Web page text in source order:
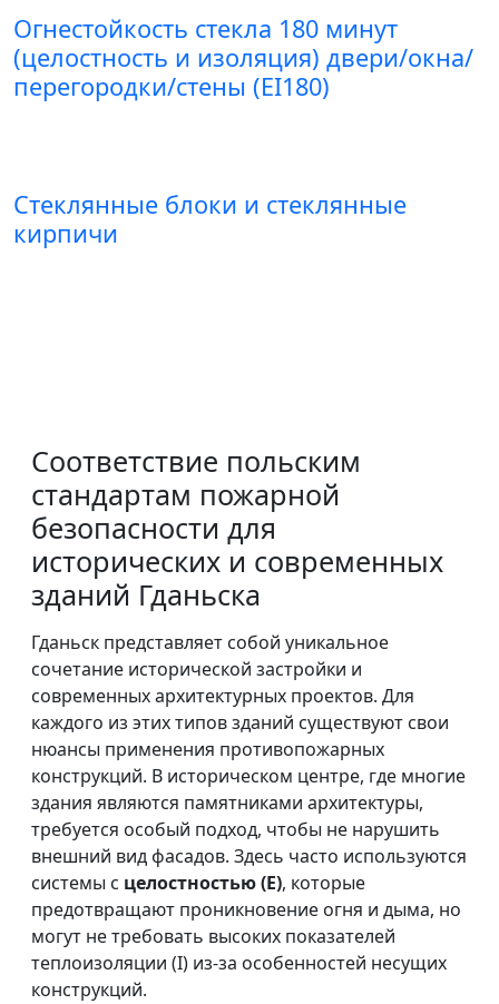
Огнестойкость стекла 180 минут
(целостность и изоляция) двери/окна/
перегородки/стены (EI180)
Стеклянные блоки и стеклянные
кирпичи
Соответствие польским
стандартам пожарной
безопасности для
исторических и современных
зданий Гданьска
Гданьск представляет собой уникальное
сочетание исторической застройки и
современных архитектурных проектов. Для
каждого из этих типов зданий существуют свои
нюансы применения противопожарных
конструкций. В историческом центре, где многие
здания являются памятниками архитектуры,
требуется особый подход, чтобы не нарушить
внешний вид фасадов. Здесь часто используются
системы с целостностью (E), которые
предотвращают проникновение огня и дыма, но
могут не требовать высоких показателей
теплоизоляции (I) из-за особенностей несущих
конструкций.